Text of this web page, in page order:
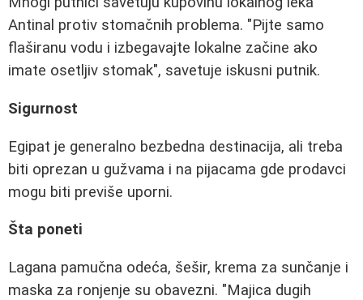
Antinal protiv stomačnih problema. "Pijte samo
flaširanu vodu i izbegavajte lokalne začine ako
imate osetljiv stomak", savetuje iskusni putnik.
Sigurnost
Egipat je generalno bezbedna destinacija, ali treba
biti oprezan u gužvama i na pijacama gde prodavci
mogu biti previše uporni.
Šta poneti
Lagana pamučna odeća, šešir, krema za sunčanje i
maska za ronjenje su obavezni. "Majica dugih